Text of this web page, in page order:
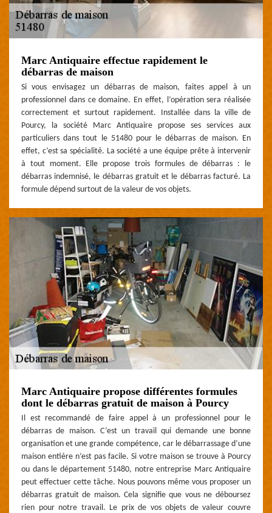
Marc Antiquaire effectue rapidement le
débarras de maison
Si vous envisagez un débarras de maison, faites appel à un
professionnel dans ce domaine. En effet, l’opération sera réalisée
correctement et surtout rapidement. Installée dans la ville de
Pourcy, la société Marc Antiquaire propose ses services aux
particuliers dans tout le 51480 pour le débarras de maison. En
effet, c’est sa spécialité. La société a une équipe prête à intervenir
à tout moment. Elle propose trois formules de débarras : le
débarras indemnisé, le débarras gratuit et le débarras facturé. La
formule dépend surtout de la valeur de vos objets.
Marc Antiquaire propose différentes formules
dont le débarras gratuit de maison à Pourcy
Il est recommandé de faire appel à un professionnel pour le
débarras de maison. C’est un travail qui demande une bonne
organisation et une grande compétence, car le débarrassage d’une
maison entière n’est pas facile. Si votre maison se trouve à Pourcy
ou dans le département 51480, notre entreprise Marc Antiquaire
peut effectuer cette tâche. Nous pouvons même vous proposer un
débarras gratuit de maison. Cela signifie que vous ne déboursez
rien pour notre travail. Le prix de vos objets de valeur couvre